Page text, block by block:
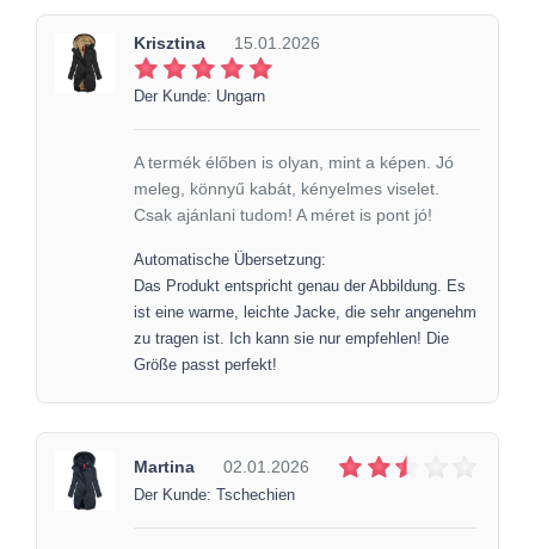
Krisztina 15.01.2026
Der Kunde: Ungarn
A termék élőben is olyan, mint a képen. Jó
meleg, könnyű kabát, kényelmes viselet.
Csak ajánlani tudom! A méret is pont jó!
Automatische Übersetzung:
Das Produkt entspricht genau der Abbildung. Es
ist eine warme, leichte Jacke, die sehr angenehm
zu tragen ist. Ich kann sie nur empfehlen! Die
Größe passt perfekt!
Martina 02.01.2026
Der Kunde: Tschechien